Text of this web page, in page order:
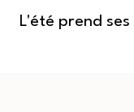
L'été prend